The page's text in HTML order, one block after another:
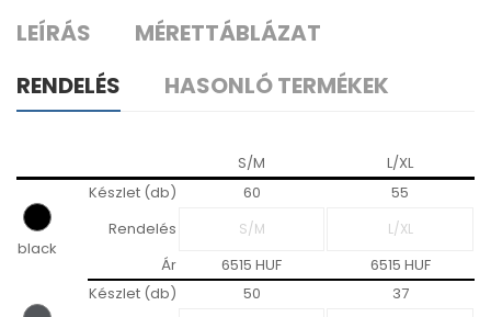
LEÍRÁS
MÉRETTÁBLÁZAT
RENDELÉS
HASONLÓ TERMÉKEK
S/M L/XL
black
Készlet (db) 60
55
Rendelés
Ár
6515 HUF 6515 HUF
Készlet (db) 50
37